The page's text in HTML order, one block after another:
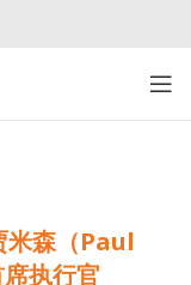
米森（Paul
执行官